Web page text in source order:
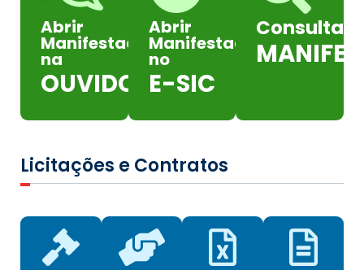
Abrir
Manifestação
na
OUVIDORIA
Abrir
Manifestação
no
E-SIC
Consultar
Licitações e Contratos